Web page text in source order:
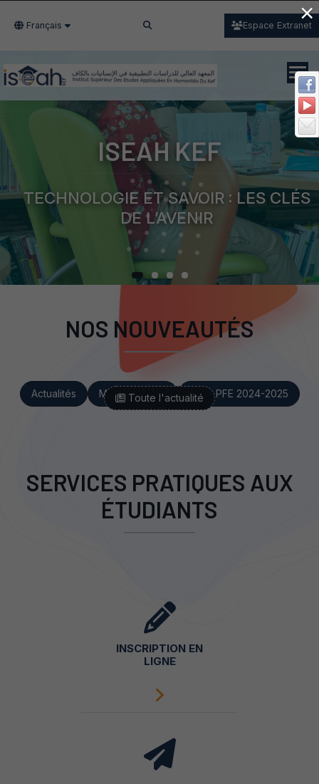
Français Espace Extranet
ISEAH KEF
TECHNOLOGIE ET SAVOIR : LES CLÉS
DE L’AVENIR
NOS NOUVEAUTÉS
Actualités Manifestations Sujet PFE 2024-2025
Toute l'actualité
SERVICES PRATIQUES AUX
ÉTUDIANTS
INSCRIPTION EN
LIGNE
×